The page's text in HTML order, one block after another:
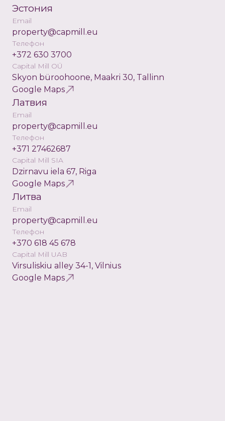
Эстония
Email
property@capmill.eu
Телефон
+372 630 3700
Capital Mill OÜ
Skyon büroohoone, Maakri 30, Tallinn
Google Maps
Латвия
Email
property@capmill.eu
Телефон
+371 27462687
Capital Mill SIA
Dzirnavu iela 67, Riga
Google Maps
Литва
Email
property@capmill.eu
Телефон
+370 618 45 678
Capital Mill UAB
Virsuliskiu alley 34-1, Vilnius
Google Maps